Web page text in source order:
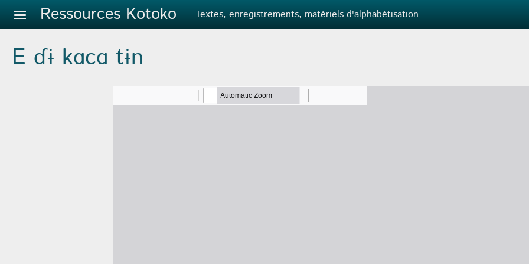
Aller au contenu principal
Ressources Kotoko Textes, enregistrements, matériels d'alphabétisation
E ɗɨ kɑcɑ tɨn